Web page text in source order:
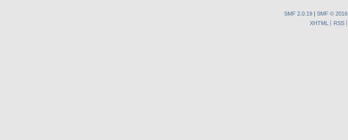
SMF 2.0.19| SMF © 2016,
XHTML
RSS